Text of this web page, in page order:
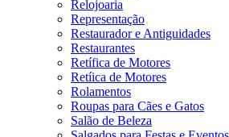
Relojoaria
Representação
Restaurador e Antiguidades
Restaurantes
Retífica de Motores
Retíica de Motores
Rolamentos
Roupas para Cães e Gatos
Salão de Beleza